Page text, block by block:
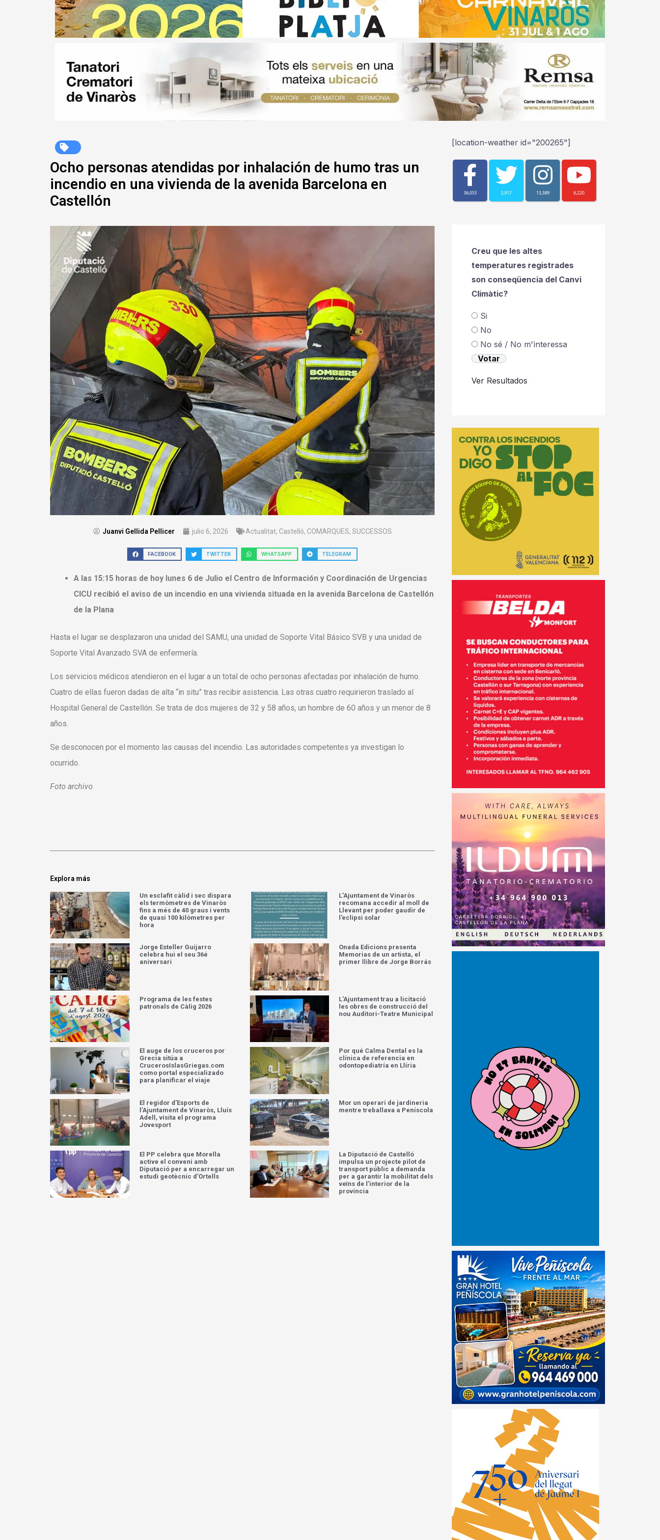
Ocho personas atendidas por inhalación de humo tras un
incendio en una vivienda de la avenida Barcelona en
Castellón
Juanvi Gellida Pellicer julio 6, 2026 Actualitat, Castelló, COMARQUES, SUCCESSOS
FACEBOOK TWITTER WHATSAPP TELEGRAM
A las 15:15 horas de hoy lunes 6 de Julio el Centro de Información y Coordinación de Urgencias
CICU recibió el aviso de un incendio en una vivienda situada en la avenida Barcelona de Castellón
de la Plana
Hasta el lugar se desplazaron una unidad del SAMU, una unidad de Soporte Vital Básico SVB y una unidad de
Soporte Vital Avanzado SVA de enfermería.
Los servicios médicos atendieron en el lugar a un total de ocho personas afectadas por inhalación de humo.
Cuatro de ellas fueron dadas de alta “in situ” tras recibir asistencia. Las otras cuatro requirieron traslado al
Hospital General de Castellón. Se trata de dos mujeres de 32 y 58 años, un hombre de 60 años y un menor de 8
años.
Se desconocen por el momento las causas del incendio. Las autoridades competentes ya investigan lo
ocurrido.
Foto archivo
Explora más
Un esclafit càlid i sec dispara
els termòmetres de Vinaròs
fins a més de 40 graus i vents
de quasi 100 kilòmetres per
hora
L’Ajuntament de Vinaròs
recomana accedir al moll de
Llevant per poder gaudir de
l’eclipsi solar
Jorge Esteller Guijarro
celebra hui el seu 36é
aniversari
Onada Edicions presenta
Memorias de un artista, el
primer llibre de Jorge Borrás
Programa de les festes
patronals de Càlig 2026
L’Ajuntament trau a licitació
les obres de construcció del
nou Auditori-Teatre Municipal
El auge de los cruceros por
Grecia sitúa a
CrucerosIslasGriegas.com
como portal especializado
para planificar el viaje
Por qué Calma Dental es la
clínica de referencia en
odontopediatría en Llíria
El regidor d’Esports de
l’Ajuntament de Vinaròs, Lluís
Adell, visita el programa
Jovesport
Mor un operari de jardineria
mentre treballava a Peníscola
El PP celebra que Morella
active el conveni amb
Diputació per a encarregar un
estudi geotècnic d’Ortells
La Diputació de Castelló
impulsa un projecte pilot de
transport públic a demanda
per a garantir la mobilitat dels
veïns de l’interior de la
província
[location-weather id="200265"]
36,053 3,917 13,389 6,220
Creu que les altes
temperatures registrades
son conseqüencia del Canvi
Climàtic?
Si
No
No sé / No m'ìnteressa
Ver Resultados